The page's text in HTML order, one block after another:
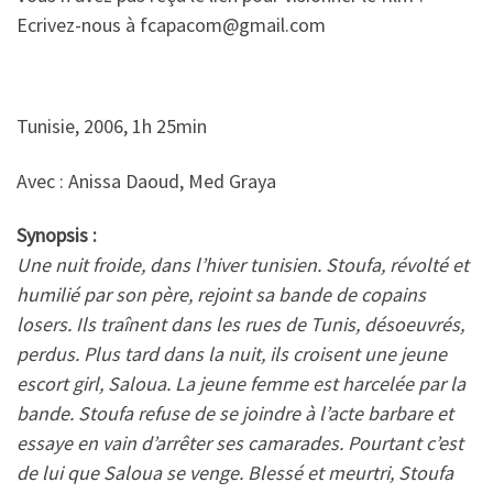
Ecrivez-nous à fcapacom@gmail.com
Tunisie, 2006, 1h 25min
Avec : Anissa Daoud, Med Graya
Synopsis :
Une nuit froide, dans l’hiver tunisien. Stoufa, révolté et
humilié par son père, rejoint sa bande de copains
losers. Ils traînent dans les rues de Tunis, désoeuvrés,
perdus. Plus tard dans la nuit, ils croisent une jeune
escort girl, Saloua. La jeune femme est harcelée par la
bande. Stoufa refuse de se joindre à l’acte barbare et
essaye en vain d’arrêter ses camarades. Pourtant c’est
de lui que Saloua se venge. Blessé et meurtri, Stoufa